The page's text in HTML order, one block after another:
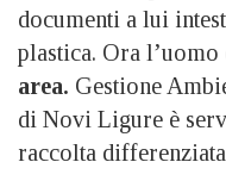
documenti a lui
plastica. Ora l’uomo
area. Gestione
di Novi Ligure è
raccolta